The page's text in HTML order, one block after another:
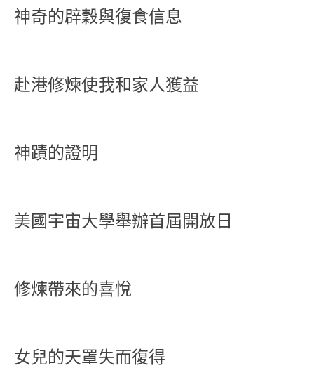
神奇的辟穀與復食信息
赴港修煉使我和家人獲益
神蹟的證明
美國宇宙大學舉辦首屆開放日
修煉帶來的喜悅
女兒的天罩失而復得